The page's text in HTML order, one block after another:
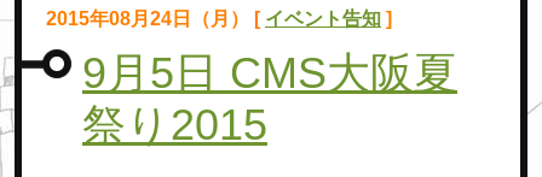
2015年08月24日（月） [ イベント告知 ]
9月5日 CMS大阪夏
祭り2015